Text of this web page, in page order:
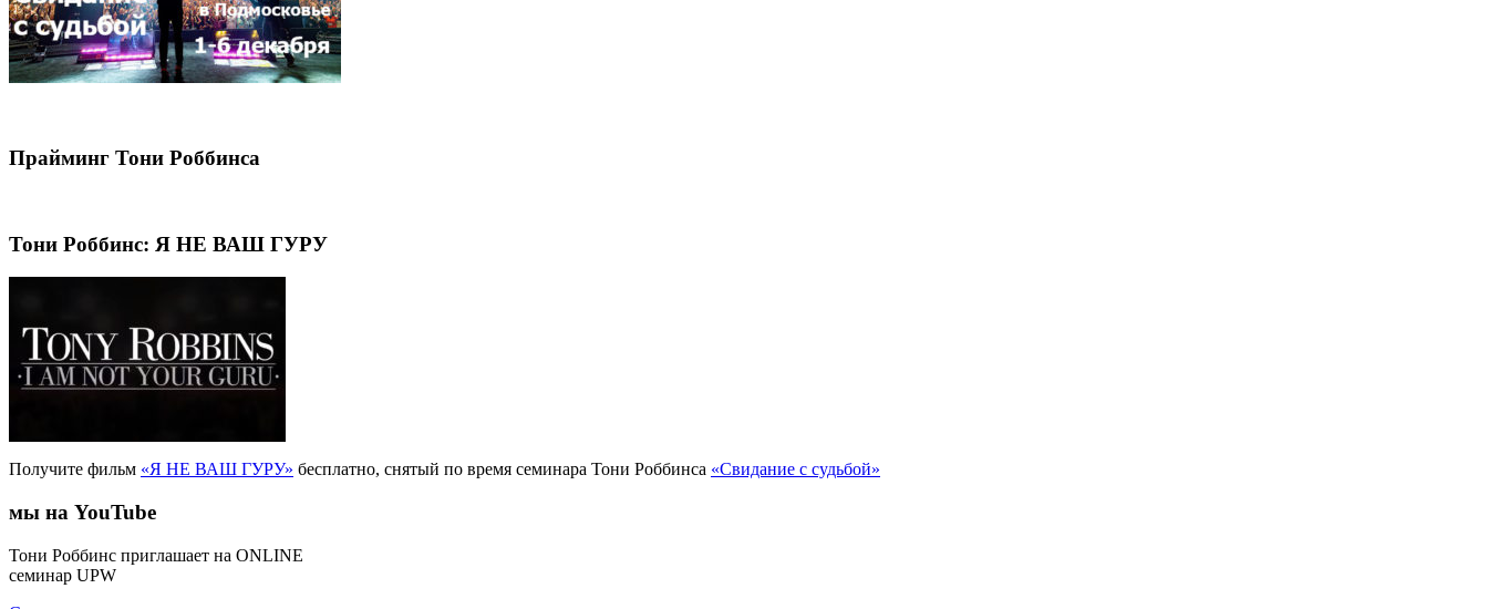
Прайминг Тони Роббинса
Тони Роббинс: Я НЕ ВАШ ГУРУ
Получите фильм «Я НЕ ВАШ ГУРУ» бесплатно, снятый по время семинара Тони Роббинса «Свидание с судьбой»
мы на YouTube
Тони Роббинс приглашает на ONLINE
семинар UPW